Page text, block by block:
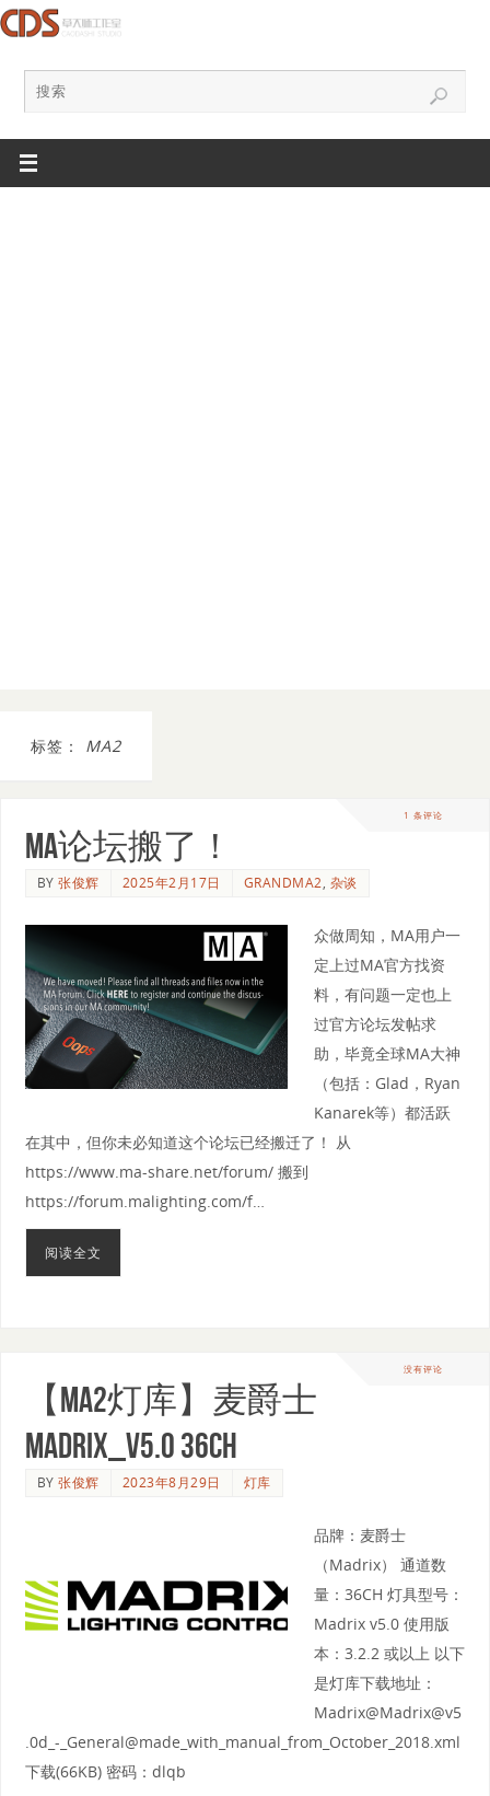
标签： MA2
1 条评论
MA论坛搬了！
BY张俊辉 2025年2月17日 GRANDMA2, 杂谈
众做周知，MA用户一
定上过MA官方找资
料，有问题一定也上
过官方论坛发帖求
助，毕竟全球MA大神
（包括：Glad，Ryan
Kanarek等）都活跃
在其中，但你未必知道这个论坛已经搬迁了！ 从
https://www.ma-share.net/forum/ 搬到
https://forum.malighting.com/f…
阅读全文
没有评论
【MA2灯库】麦爵士
Madrix_v5.0 36CH
BY张俊辉 2023年8月29日 灯库
品牌：麦爵士
（Madrix） 通道数
量：36CH 灯具型号：
Madrix v5.0 使用版
本：3.2.2 或以上 以下
是灯库下载地址：
Madrix@Madrix@v5
.0d_-_General@made_with_manual_from_October_2018.xml
下载(66KB) 密码：dlqb